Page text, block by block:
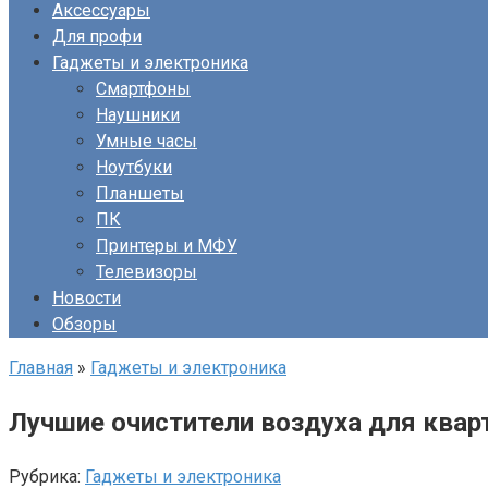
Аксессуары
Для профи
Гаджеты и электроника
Смартфоны
Наушники
Умные часы
Ноутбуки
Планшеты
ПК
Принтеры и МФУ
Телевизоры
Новости
Обзоры
Главная » Гаджеты и электроника
Лучшие очистители воздуха для
Рубрика: Гаджеты и электроника